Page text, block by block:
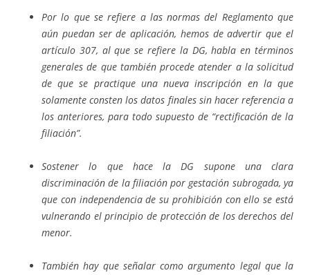
Por lo que se refiere a las normas del Reglamento que
aún puedan ser de aplicación, hemos de advertir que el
artículo 307, al que se refiere la DG, habla en términos
generales de que también procede atender a la solicitud
de que se practique una nueva inscripción en la que
solamente consten los datos finales sin hacer referencia a
los anteriores, para todo supuesto de “rectificación de la
filiación”.
Sostener lo que hace la DG supone una clara
discriminación de la filiación por gestación subrogada, ya
que con independencia de su prohibición con ello se está
vulnerando el principio de protección de los derechos del
menor.
También hay que señalar como argumento legal que la